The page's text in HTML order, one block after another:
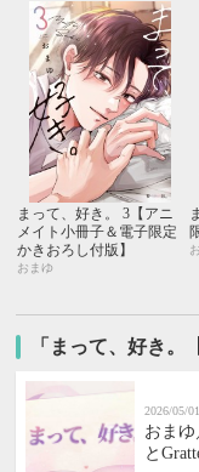
まって、好き。 3【アニ
メイト小冊子＆電子限定
かきおろし付版】
おまゆ
「まって、好き
2026/05/01
おま
と